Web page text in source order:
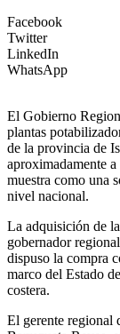
Facebook
Twitter
LinkedIn
WhatsApp
El Gobierno
plantas
de la provincia de
aproximadamente
muestra como una
nivel nacional.
La adquisición de
gobernador
dispuso la compra
marco del Estado
costera.
El gerente regional